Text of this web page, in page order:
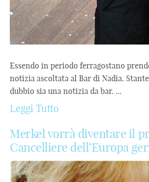
Essendo in periodo ferragostano
notizia ascoltata al Bar di Nadia.
dubbio sia una notizia da bar. ...
Leggi Tutto
Merkel vorrà diventare il
Cancelliere dell’Europa